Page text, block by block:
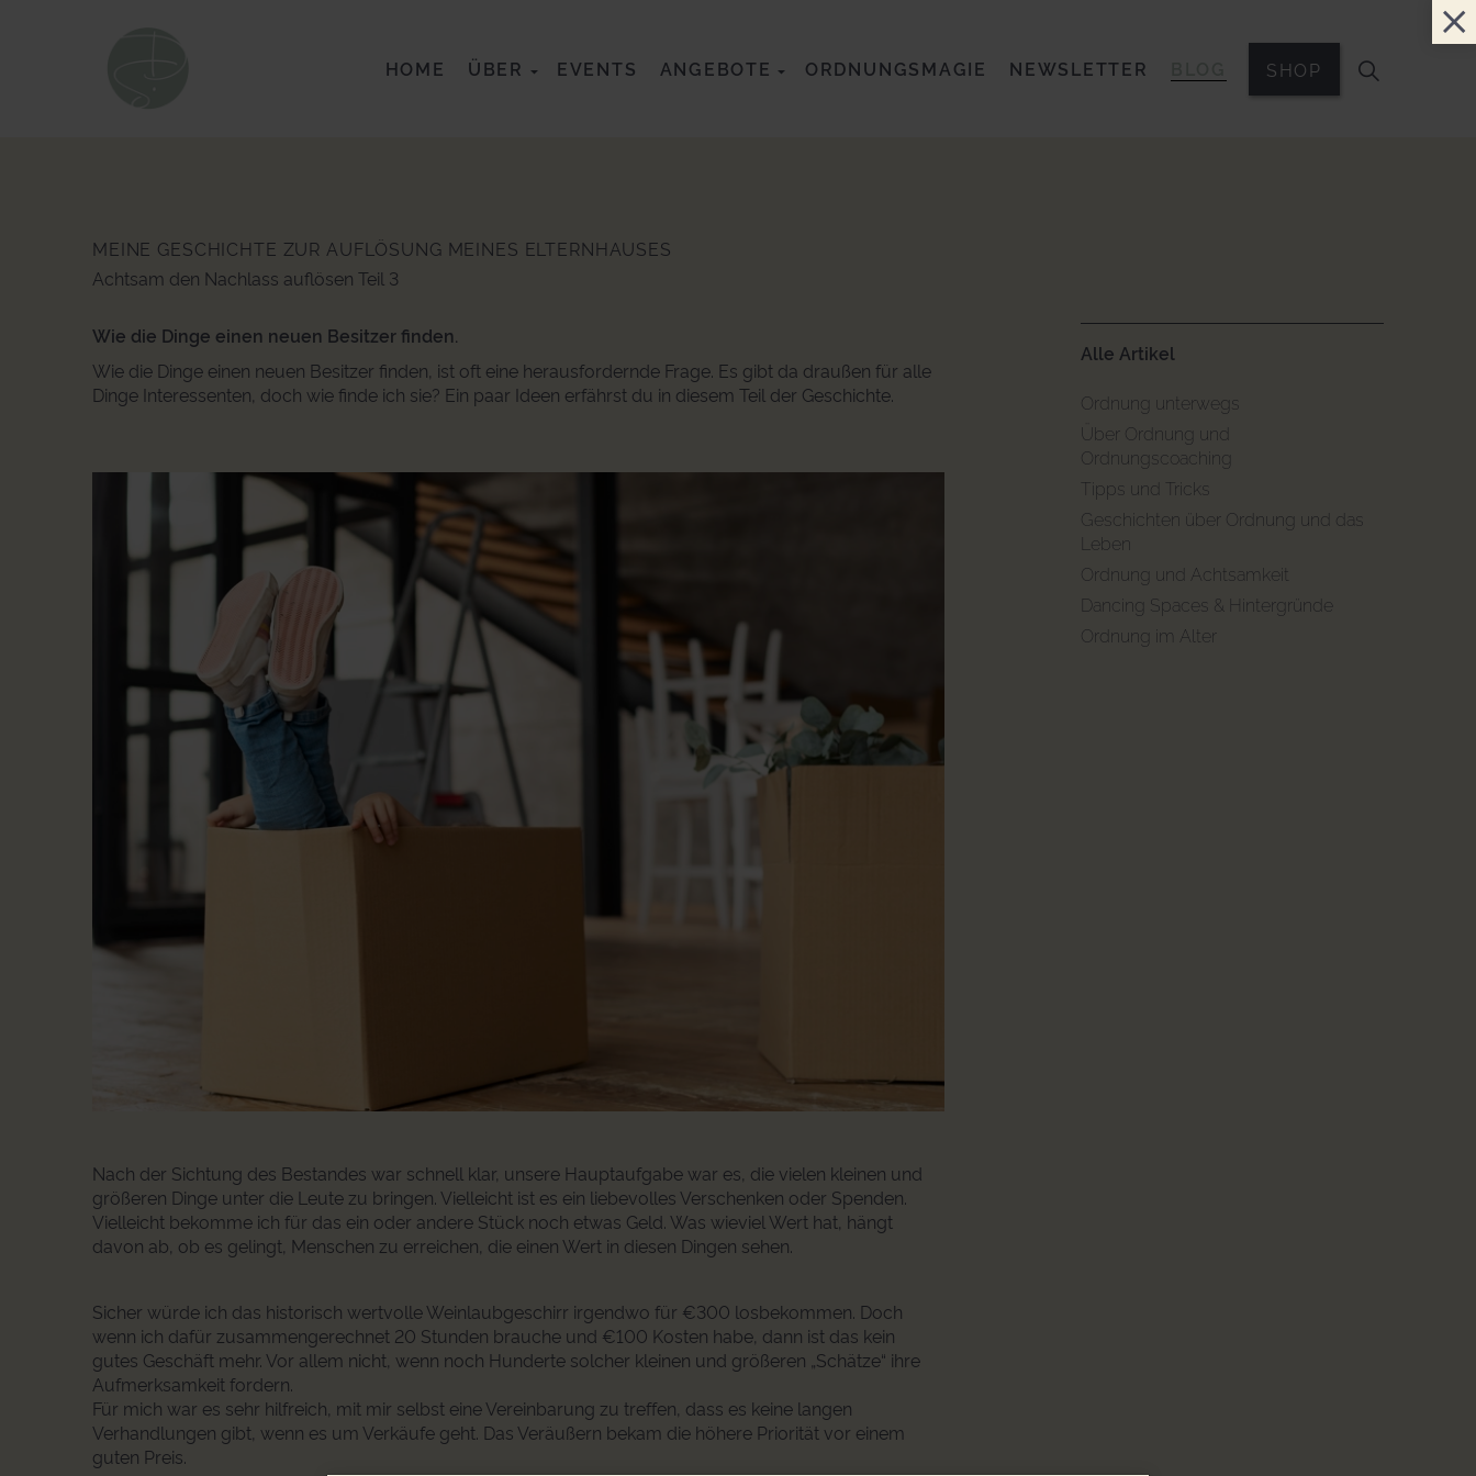
HOME ÜBER EVENTS ANGEBOTE ORDNUNGSMAGIE NEWSLETTER SHOP
MEINE GESCHICHTE ZUR AUFLÖSUNG MEINES ELTERNHAUSES
Achtsam den Nachlass auflösen Teil 3
Wie die Dinge einen neuen Besitzer finden.
Wie die Dinge einen neuen Besitzer finden, ist oft eine herausfordernde Frage. Es gibt da draußen für alle
Dinge Interessenten, doch wie finde ich sie? Ein paar Ideen erfährst du in diesem Teil der Geschichte.
Nach der Sichtung des Bestandes war schnell klar, unsere Hauptaufgabe war es, die vielen kleinen und
größeren Dinge unter die Leute zu bringen. Vielleicht ist es ein liebevolles Verschenken oder Spenden.
Vielleicht bekomme ich für das ein oder andere Stück noch etwas Geld. Was wieviel Wert hat, hängt
davon ab, ob es gelingt, Menschen zu erreichen, die einen Wert in diesen Dingen sehen.
Sicher würde ich das historisch wertvolle Weinlaubgeschirr irgendwo für €300 losbekommen. Doch
wenn ich dafür zusammengerechnet 20 Stunden brauche und €100 Kosten habe, dann ist das kein
gutes Geschäft mehr. Vor allem nicht, wenn noch Hunderte solcher kleinen und größeren „Schätze“ ihre
Aufmerksamkeit fordern.
Für mich war es sehr hilfreich, mit mir selbst eine Vereinbarung zu treffen, dass es keine langen
Verhandlungen gibt, wenn es um Verkäufe geht. Das Veräußern bekam die höhere Priorität vor einem
guten Preis.
Alle Artikel
Ordnung unterwegs
Über Ordnung und
Ordnungscoaching
Tipps und Tricks
Geschichten über Ordnung und das
Leben
Ordnung und Achtsamkeit
Dancing Spaces & Hintergründe
Ordnung im Alter